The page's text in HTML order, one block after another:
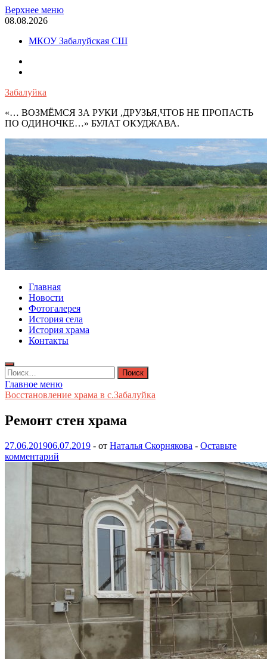
Перейти
к
Верхнее меню
08.08.2026
МКОУ Забалуйская СШ
Забалуйка
«… ВОЗМЁМСЯ ЗА РУКИ ,ДРУЗЬЯ,ЧТОБ НЕ ПРОПАСТЬ
ПО ОДИНОЧКЕ…» БУЛАТ ОКУДЖАВА.
Главная
Новости
Фотогалерея
История села
История храма
Контакты
Найти:
Главное меню
Восстановление храма в с.Забалуйка
Ремонт стен храма
27.06.201906.07.2019 - от Наталья Скорнякова - Оставьте
комментарий